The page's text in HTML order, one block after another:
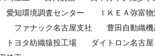
愛知環境調査センター ＩＫＥＡ弥富
ファナック名古屋支社 豊田自動織
トヨタ紡織猿投工場 ダイトロン名古屋